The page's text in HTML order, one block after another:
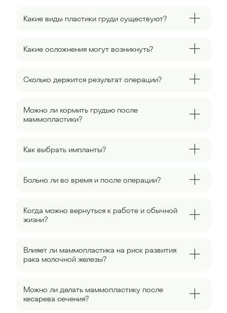
Какие виды пластики груди существуют?
Какие осложнения могут возникнуть?
Сколько держится результат операции?
Можно ли кормить грудью после
маммопластики?
Как выбрать импланты?
Больно ли во время и после операции?
Когда можно вернуться к работе и обычной
жизни?
Влияет ли маммопластика на риск развития
рака молочной железы?
Можно ли делать маммопластику после
кесарева сечения?